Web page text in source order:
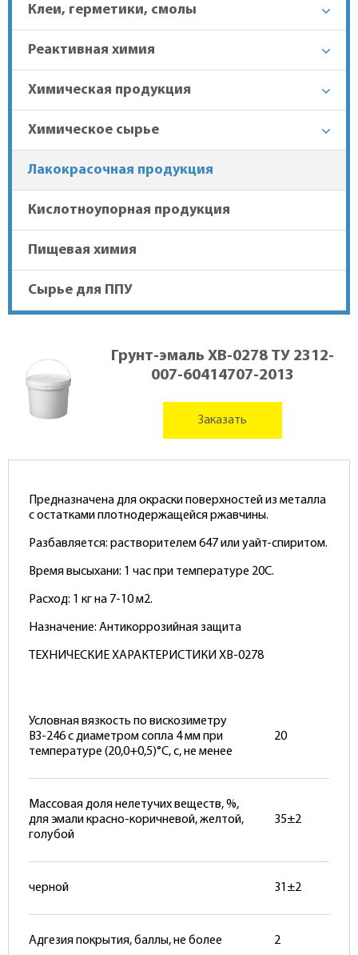
Гарантия лучшей цены
Доставка в регионы
+7 (863) 303-37-70
Клеи, герметики, смолы
Реактивная химия
Химическая продукция
Химическое сырье
Лакокрасочная продукция
Кислотноупорная продукция
Пищевая химия
Сырье для ППУ
Грунт-эмаль ХВ-0278 ТУ 2312-
007-60414707-2013
Заказать
Предназначена для окраски поверхностей из металла
с остатками плотнодержащейся ржавчины.
Разбавляется: растворителем 647 или уайт-спиритом.
Время высыхани: 1 час при температуре 20С.
Расход: 1 кг на 7-10 м2.
Назначение: Антикоррозийная защита
ТЕХНИЧЕСКИЕ ХАРАКТЕРИСТИКИ ХВ-0278
Условная вязкость по вискозиметру
ВЗ-246 с диаметром сопла 4 мм при
температуре (20,0+0,5)°С, с, не менее
20
Массовая доля нелетучих веществ, %,
для эмали красно-коричневой, желтой,
голубой
35±2
черной 31±2
Адгезия покрытия, баллы, не более 2